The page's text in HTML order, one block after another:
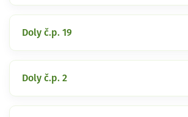
Doly č.p. 19
Doly č.p. 2